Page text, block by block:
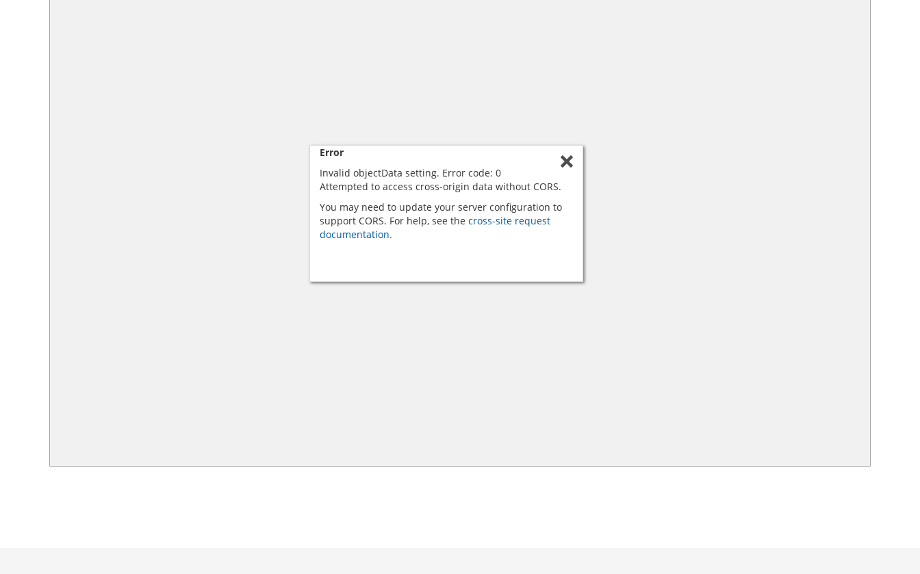
Error
Invalid objectData setting. Error code: 0
Attempted to access cross-origin data without CORS.
You may need to update your server configuration to
support CORS. For help, see the cross-site request
documentation.